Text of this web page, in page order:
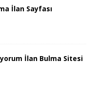
İlan Sayfası
İlan Bulma Sitesi